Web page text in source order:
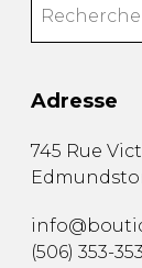
Adresse
745 Rue
(506) 353-